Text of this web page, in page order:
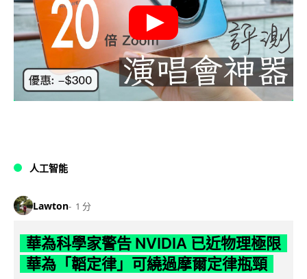
人工智能
Lawton 1 分
華為科學家警告 NVIDIA 已近物理極限
華為「韜定律」可繞過摩爾定律瓶頸